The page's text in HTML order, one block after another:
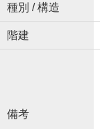
種別 / 構造
階建
備考